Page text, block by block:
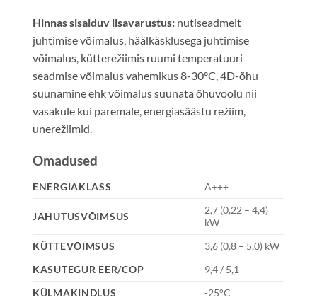
Hinnas sisalduv lisavarustus: nutiseadmelt
juhtimise võimalus, häälkäsklusega juhtimise
võimalus, kütterežiimis ruumi temperatuuri
seadmise võimalus vahemikus 8-30°C, 4D-õhu
suunamine ehk võimalus suunata õhuvoolu nii
vasakule kui paremale, energiasäästu režiim,
unerežiimid.
Omadused
ENERGIAKLASS A+++
JAHUTUSVÕIMSUS
2,7 (0,22 – 4,4)
kW
KÜTTEVÕIMSUS
3,6 (0,8 – 5,0) kW
KASUTEGUR EER/COP
9,4 / 5,1
KÜLMAKINDLUS
-25°C